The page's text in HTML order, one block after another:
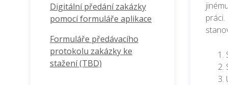
Digitální předání zakázky
pomocí formuláře aplikace
Formuláře předávacího
protokolu zakázky ke
stažení (TBD)
práci.